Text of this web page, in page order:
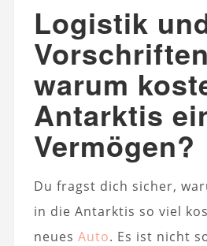
Logistik
warum
Antarktis
Vermögen?
Du fragst dich sicher,
in die Antarktis so viel
neues Auto. Es ist nicht